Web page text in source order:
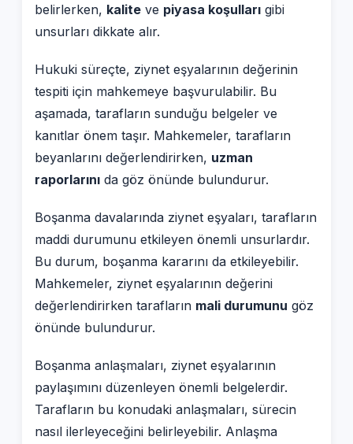
belirlerken, kalite ve piyasa koşulları gibi
unsurları dikkate alır.
Hukuki süreçte, ziynet eşyalarının değerinin
tespiti için mahkemeye başvurulabilir. Bu
aşamada, tarafların sunduğu belgeler ve
kanıtlar önem taşır. Mahkemeler, tarafların
beyanlarını değerlendirirken, uzman
raporlarını da göz önünde bulundurur.
Boşanma davalarında ziynet eşyaları, tarafların
maddi durumunu etkileyen önemli unsurlardır.
Bu durum, boşanma kararını da etkileyebilir.
Mahkemeler, ziynet eşyalarının değerini
değerlendirirken tarafların mali durumunu göz
önünde bulundurur.
Boşanma anlaşmaları, ziynet eşyalarının
paylaşımını düzenleyen önemli belgelerdir.
Tarafların bu konudaki anlaşmaları, sürecin
nasıl ilerleyeceğini belirleyebilir. Anlaşma